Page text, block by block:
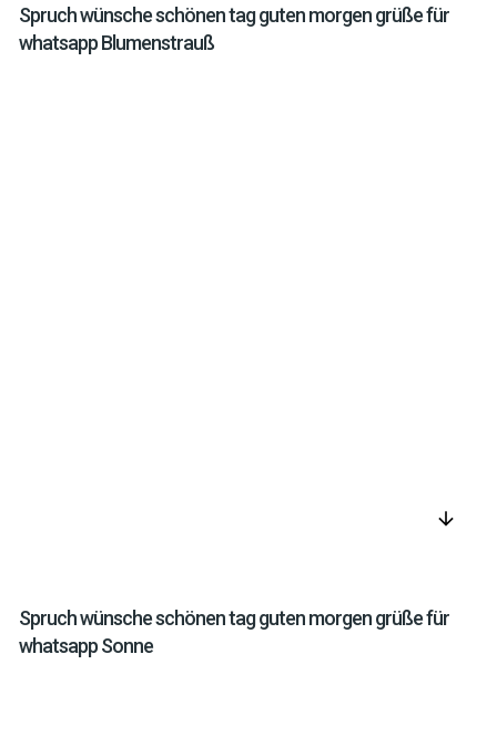
Spruch wünsche schönen tag guten morgen grüße für
whatsapp Blumenstrauß
arrow_downward
Spruch wünsche schönen tag guten morgen grüße für
whatsapp Sonne